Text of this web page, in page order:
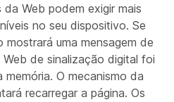
da Web podem exigir mais
no seu dispositivo. Se
uma mensagem de
de sinalização digital foi
O mecanismo da
recarregar a página. Os